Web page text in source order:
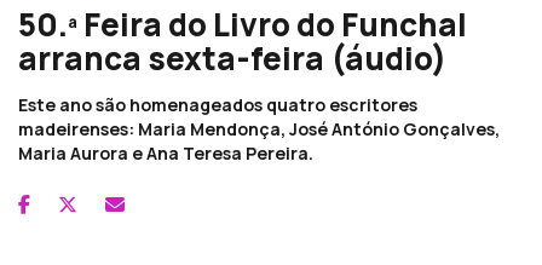
50.ª Feira do Livro do Funchal
arranca sexta-feira (áudio)
Este ano são homenageados quatro escritores
madeirenses: Maria Mendonça, José António Gonçalves,
Maria Aurora e Ana Teresa Pereira.